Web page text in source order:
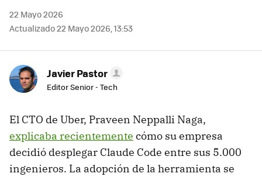
22 Mayo 2026
Actualizado 22 Mayo 2026, 13:53
Javier Pastor
Editor Senior - Tech
El CTO de Uber, Praveen Neppalli Naga,
explicaba recientemente cómo su empresa
decidió desplegar Claude Code entre sus 5.000
ingenieros. La adopción de la herramienta se